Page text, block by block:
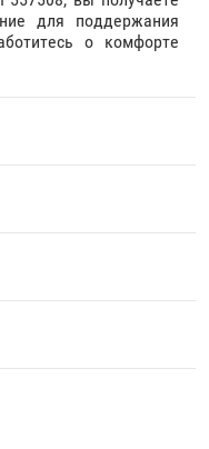
для поддержания
о комфорте